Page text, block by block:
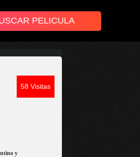
58 Visitas
y